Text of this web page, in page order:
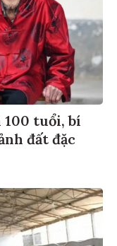
100 tuổi, bí
đất đặc